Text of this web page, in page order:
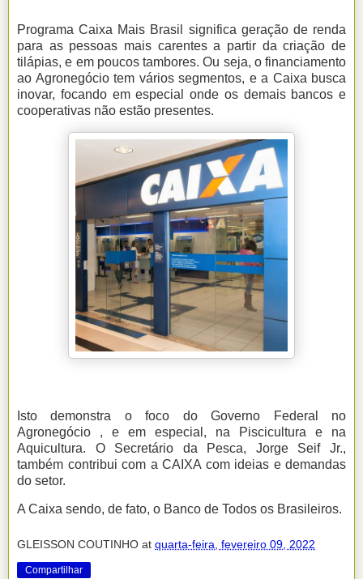
Programa Caixa Mais Brasil significa geração de renda
para as pessoas mais carentes a partir da criação de
tilápias, e em poucos tambores. Ou seja, o financiamento
ao Agronegócio tem vários segmentos, e a Caixa busca
inovar, focando em especial onde os demais bancos e
cooperativas não estão presentes.
Isto demonstra o foco do Governo Federal no
Agronegócio , e em especial, na Piscicultura e na
Aquicultura. O Secretário da Pesca, Jorge Seif Jr.,
também contribui com a CAIXA com ideias e demandas
do setor.
A Caixa sendo, de fato, o Banco de Todos os Brasileiros.
GLEISSON COUTINHO at quarta-feira, fevereiro 09, 2022
Compartilhar